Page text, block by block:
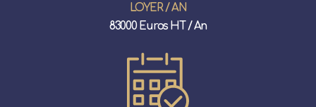
LOYER / AN
83000 Euros HT / An